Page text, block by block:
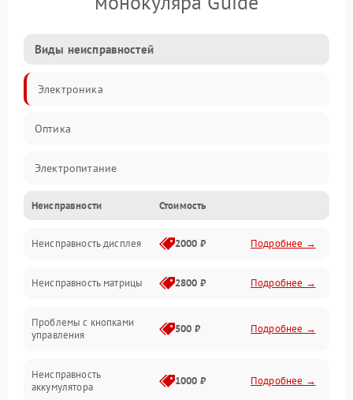
Виды неисправностей
Электроника
Оптика
Электропитание
Видео
ПО
Управление
Механические повреждения
Неисправности Стоимость
Неисправность дисплея 2000 ₽ Подробнее →
Неисправность матрицы 2800 ₽ Подробнее →
Проблемы с кнопками
управления
500 ₽ Подробнее →
Неисправность
аккумулятора
1000 ₽ Подробнее →